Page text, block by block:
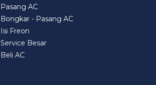
Pasang AC
Bongkar - Pasang AC
Isi Freon
Service Besar
Beli AC